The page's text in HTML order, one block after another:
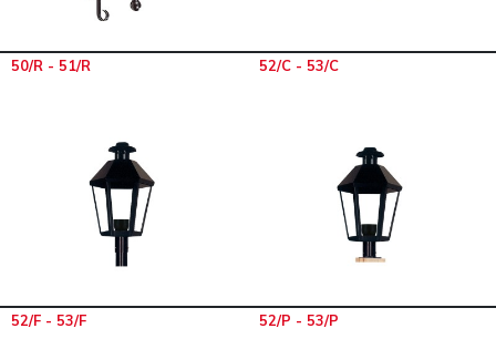
50/R - 51/R 52/C - 53/C
52/F - 53/F 52/P - 53/P